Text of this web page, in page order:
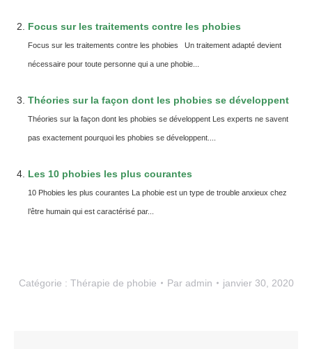
Focus sur les traitements contre les phobies
Focus sur les traitements contre les phobies Un traitement adapté devient
nécessaire pour toute personne qui a une phobie...
Théories sur la façon dont les phobies se développent
Théories sur la façon dont les phobies se développent Les experts ne savent
pas exactement pourquoi les phobies se développent....
Les 10 phobies les plus courantes
10 Phobies les plus courantes La phobie est un type de trouble anxieux chez
l’être humain qui est caractérisé par...
Catégorie : Thérapie de phobie Par admin janvier 30, 2020